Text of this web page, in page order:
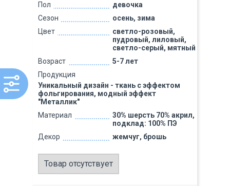
Пол
девочка
Сезон
осень, зима
Цвет
светло-розовый,
пудровый, лиловый,
светло-серый, мятный
Возраст
5-7 лет
Продукция
Уникальный дизайн - ткань с эффектом
фольгирования, модный эффект
"Металлик"
Материал
30% шерсть 70% акрил,
подклад: 100% ПЭ
Декор
жемчуг, брошь
Товар отсутствует